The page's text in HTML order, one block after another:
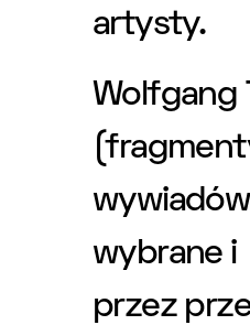
artysty.
Wolfgang
wybrane i
przez